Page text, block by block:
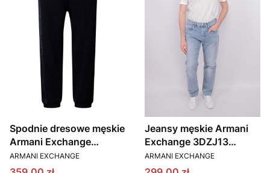
Spodnie dresowe męskie
Armani Exchange
3DZPLA ZJLGZ
granatowy
PRODUCENT
ARMANI EXCHANGE
Jeansy męskie Armani
Exchange 3DZJ13
Z1TTZ niebieski
PRODUCENT
ARMANI EXCHANGE